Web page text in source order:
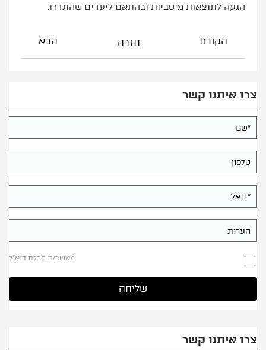
הגעה לתוצאות מיטביות ובהתאם ליעדים שהוגדרו.
הקודם חזרה הבא
צרו איתנו קשר
מאשר/ת קבלת דוא"ל
צרו איתנו קשר